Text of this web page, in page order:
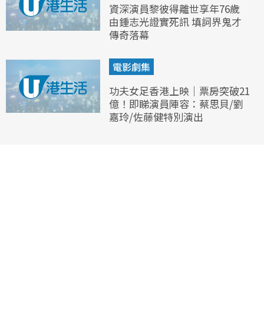
資深演員黎彼得離世享年76歲
由鍾志光證實死訊 填詞界鬼才
傳奇落幕
電影劇集
功夫女足香港上映｜票房突破21
億！即睇演員陣容：蔡思貝/劉
嘉玲/佐藤健特別演出